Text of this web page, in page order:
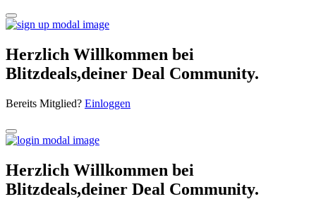
Herzlich Willkommen bei
Blitzdeals,deiner Deal Community.
Bereits Mitglied? Einloggen
Herzlich Willkommen bei
Blitzdeals,deiner Deal Community.